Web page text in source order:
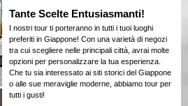
Tante Scelte Entusiasmanti!
I nostri tour ti porteranno in tutti i tuoi luoghi
preferiti in Giappone! Con una varietà di negozi
tra cui scegliere nelle principali città, avrai molte
opzioni per personalizzare la tua esperienza.
Che tu sia interessato ai siti storici del Giappone
o alle sue meraviglie moderne, abbiamo tour per
tutti i gusti!